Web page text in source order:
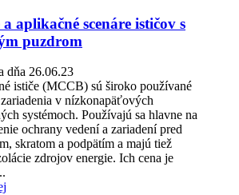
a aplikačné scenáre ističov s
puzdrom
dňa 26.06.23
ističe (MCCB) sú široko používané
v nízkonapäťových
systémoch. Používajú sa hlavne na
ochrany vedení a zariadení pred
skratom a podpätím a majú tiež
zdrojov energie. Ich cena je